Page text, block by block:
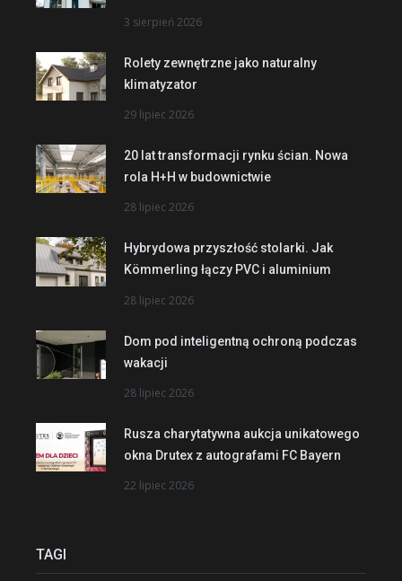
3 sierpień 2026
Rolety zewnętrzne jako naturalny
klimatyzator
29 lipiec 2026
20 lat transformacji rynku ścian. Nowa
rola H+H w budownictwie
28 lipiec 2026
Hybrydowa przyszłość stolarki. Jak
Kömmerling łączy PVC i aluminium
28 lipiec 2026
Dom pod inteligentną ochroną podczas
wakacji
28 lipiec 2026
Rusza charytatywna aukcja unikatowego
okna Drutex z autografami FC Bayern
22 lipiec 2026
TAGI